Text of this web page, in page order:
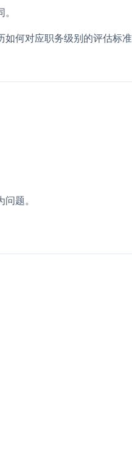
如何对应职务级别的评估标
题。